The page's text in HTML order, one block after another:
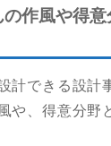
作風や得
計できる設計
や、得意分野